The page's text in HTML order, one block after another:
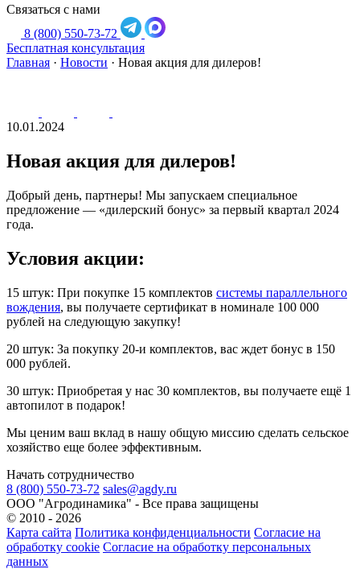
Связаться с нами
8 (800) 550-73-72
Бесплатная консультация
Главная · Новости · Новая акция для дилеров!
10.01.2024
Новая акция для дилеров!
Добрый день, партнеры! Мы запускаем специальное
предложение — «дилерский бонус» за первый квартал 2024
года.
Условия акции:
15 штук: При покупке 15 комплектов системы параллельного
вождения, вы получаете сертификат в номинале 100 000
рублей на следующую закупку!
20 штук: За покупку 20-и комплектов, вас ждет бонус в 150
000 рублей.
30 штук: Приобретая у нас 30 комплектов, вы получаете ещё 1
автопилот в подарок!
Мы ценим ваш вклад в нашу общую миссию сделать сельское
хозяйство еще более эффективным.
Начать сотрудничество
8 (800) 550-73-72 sales@agdy.ru
OOO "Агродинамика" - Все права защищены
© 2010 - 2026
Карта сайта Политика конфиденциальности Согласие на
обработку cookie Согласие на обработку персональных
данных